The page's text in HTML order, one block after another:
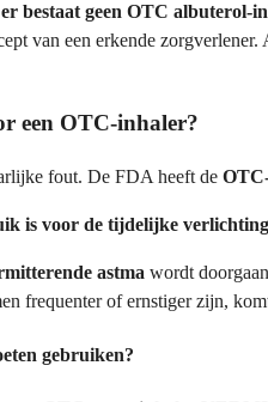
er bestaat geen OTC albuterol-
van een erkende
een OTC-inhaler?
fout. De FDA heeft de
is voor de tijdelijke
astma wordt
frequenter of ernstiger zijn,
gebruiken?